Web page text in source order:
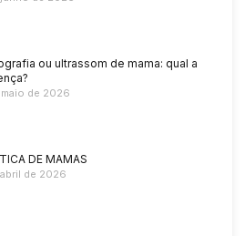
ou ultrassom de mama: qual a
maio de 2026
DE MAMAS
de 2026